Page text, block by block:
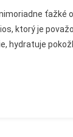
ťažké
ktorý je
hydratuje